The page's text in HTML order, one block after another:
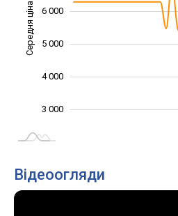
Середня ціна
3 000
4 000
5 000
6 000
Відеоогляди